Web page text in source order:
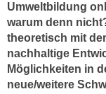
Umweltbildung
warum denn
theoretisch mit
nachhaltige
Möglichkeiten in
neue/weitere